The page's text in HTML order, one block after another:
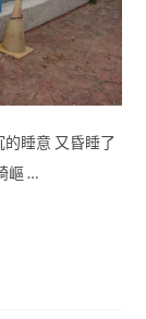
睡意 又昏睡了
嶇 …